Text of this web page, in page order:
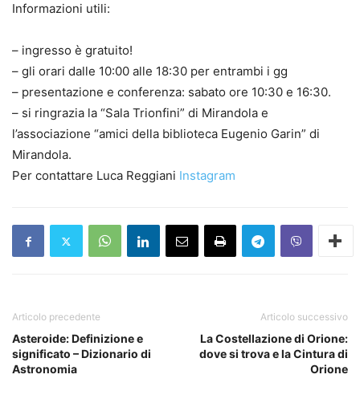
Informazioni utili:
– ingresso è gratuito!
– gli orari dalle 10:00 alle 18:30 per entrambi i gg
– presentazione e conferenza: sabato ore 10:30 e 16:30.
– si ringrazia la “Sala Trionfini” di Mirandola e
l’associazione “amici della biblioteca Eugenio Garin” di
Mirandola.
Per contattare Luca Reggiani Instagram
Articolo precedente
Asteroide: Definizione e
significato – Dizionario di
Astronomia
Articolo successivo
La Costellazione di Orione:
dove si trova e la Cintura di
Orione